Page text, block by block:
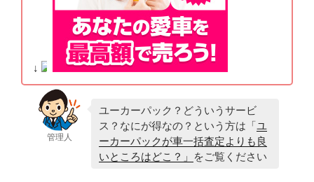
↓
管理人
ユーカーパック？どういうサービ
ス？なにが得なの？という方は「ユ
ーカーパックが車一括査定よりも良
いところはどこ？」
をご覧ください